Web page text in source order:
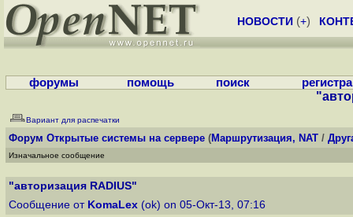
НОВОСТИ (+)
форумы помощь поиск
Вариант для распечатки
Форум Открытые системы на сервере (Маршрутизация, NAT /
Изначальное сообщение
"авторизация RADIUS"
Сообщение от KomaLex (ok) on 05-Окт-13, 07:16